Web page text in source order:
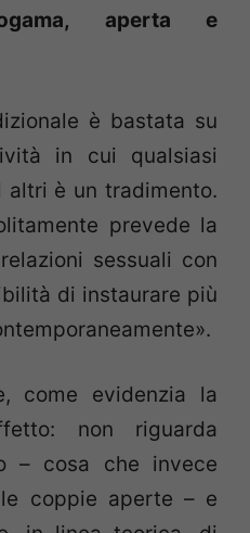
aperta e
è bastata su
in cui qualsiasi
è un tradimento.
prevede la
sessuali con
di instaurare più
come evidenzia la
non riguarda
– cosa che invece
coppie aperte – e